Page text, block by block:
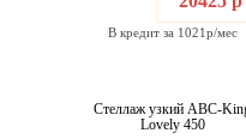
В кредит за 1021р/мес
Стеллаж узкий ABC-
Lovely 450